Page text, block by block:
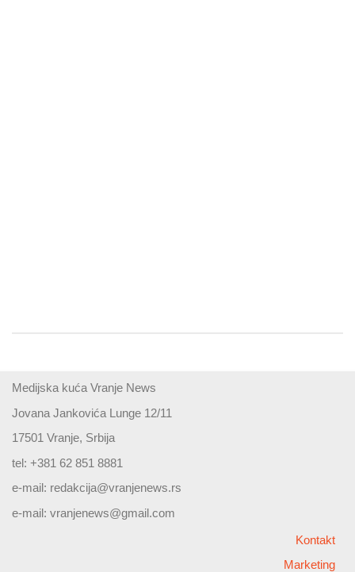
Medijska kuća Vranje News
Jovana Jankovića Lunge 12/11
17501 Vranje, Srbija
tel: +381 62 851 8881
e-mail: redakcija@vranjenews.rs
e-mail: vranjenews@gmail.com
Kontakt
Marketing